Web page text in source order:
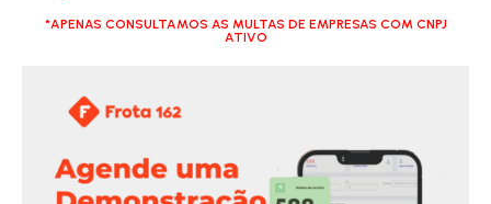
*APENAS CONSULTAMOS AS MULTAS DE EMPRESAS COM CNPJ
ATIVO